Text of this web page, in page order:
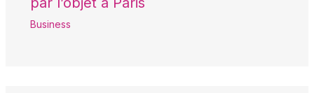
Business